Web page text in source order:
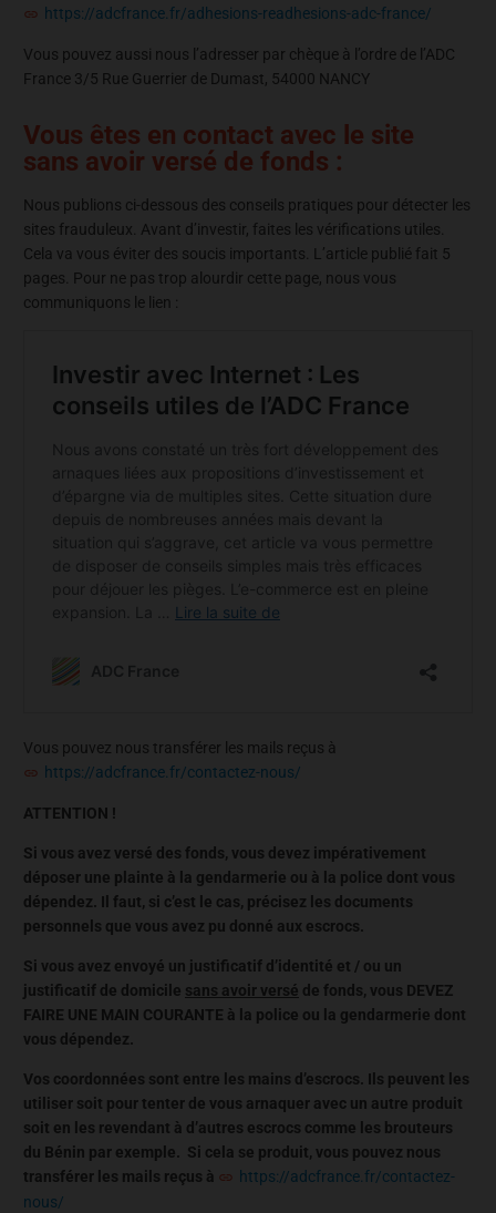
https://adcfrance.fr/adhesions-readhesions-adc-france/
Vous pouvez aussi nous l’adresser par chèque à l’ordre de l’ADC
France 3/5 Rue Guerrier de Dumast, 54000 NANCY
Vous êtes en contact avec le site
sans avoir versé de fonds :
Nous publions ci-dessous des conseils pratiques pour détecter les
sites frauduleux. Avant d’investir, faites les vérifications utiles.
Cela va vous éviter des soucis importants. L’article publié fait 5
pages. Pour ne pas trop alourdir cette page, nous vous
communiquons le lien :
Vous pouvez nous transférer les mails reçus à
https://adcfrance.fr/contactez-nous/
ATTENTION !
Si vous avez versé des fonds, vous devez impérativement
déposer une plainte à la gendarmerie ou à la police dont vous
dépendez. Il faut, si c’est le cas, précisez les documents
personnels que vous avez pu donné aux escrocs.
Si vous avez envoyé un justificatif d’identité et / ou un
justificatif de domicile sans avoir versé de fonds, vous DEVEZ
FAIRE UNE MAIN COURANTE à la police ou la gendarmerie dont
vous dépendez.
Vos coordonnées sont entre les mains d’escrocs. Ils peuvent les
utiliser soit pour tenter de vous arnaquer avec un autre produit
soit en les revendant à d’autres escrocs comme les brouteurs
du Bénin par exemple. Si cela se produit, vous pouvez nous
transférer les mails reçus à
https://adcfrance.fr/contactez-
nous/